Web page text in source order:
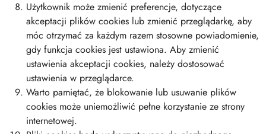
Użytkownik może zmienić preferencje, dotyczące
akceptacji plików cookies lub zmienić przeglądarkę, aby
móc otrzymać za każdym razem stosowne powiadomienie,
gdy funkcja cookies jest ustawiona. Aby zmienić
ustawienia akceptacji cookies, należy dostosować
ustawienia w przeglądarce.
Warto pamiętać, że blokowanie lub usuwanie plików
cookies może uniemożliwić pełne korzystanie ze strony
internetowej.